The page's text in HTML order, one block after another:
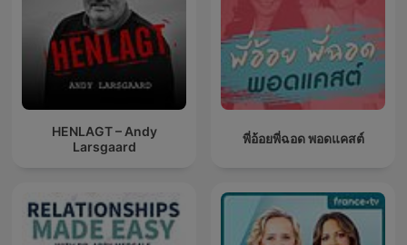
HENLAGT – Andy
Larsgaard
พี่อ้อยพี่ฉอด พอดแคสต์